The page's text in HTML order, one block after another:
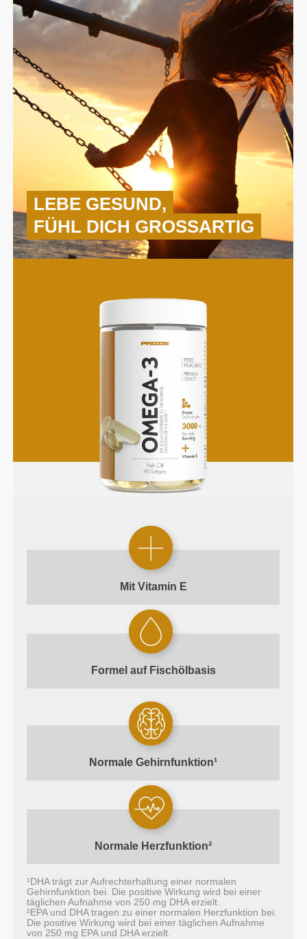
LEBE GESUND,
FÜHL DICH GROSSARTIG
Mit Vitamin E
Formel auf Fischölbasis
NormaleGehirnfunktion¹
Normale Herzfunktion²
¹DHA trägt zur Aufrechterhaltung einer normalen
Gehirnfunktion bei. Die positive Wirkung wird bei einer
täglichen Aufnahme von 250 mg DHA erzielt.
²EPA und DHA tragen zu einer normalen Herzfunktion bei.
Die positive Wirkung wird bei einer täglichen Aufnahme
von 250 mg EPA und DHA erzielt.